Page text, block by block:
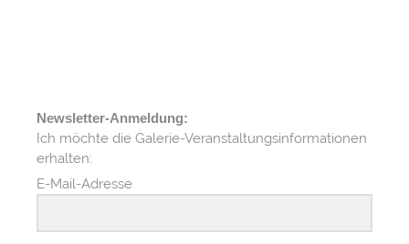
Newsletter-Anmeldung:
Ich möchte die Galerie-Veranstaltungsinformationen
erhalten:
E-Mail-Adresse